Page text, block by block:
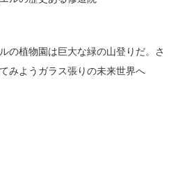
の植物園は巨大な緑の山登りだ。さ
みようガラス張りの未来世界へ